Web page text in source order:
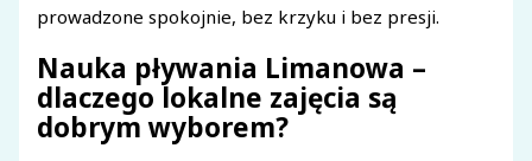
prowadzone spokojnie, bez krzyku i bez presji.
Nauka pływania Limanowa –
dlaczego lokalne zajęcia są
dobrym wyborem?